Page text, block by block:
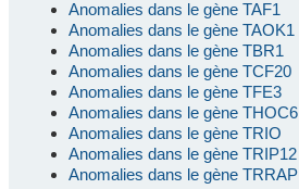
Anomalies dans le gène TAF1
Anomalies dans le gène TAOK1
Anomalies dans le gène TBR1
Anomalies dans le gène TCF20
Anomalies dans le gène TFE3
Anomalies dans le gène THOC6
Anomalies dans le gène TRIO
Anomalies dans le gène TRIP12
Anomalies dans le gène TRRAP